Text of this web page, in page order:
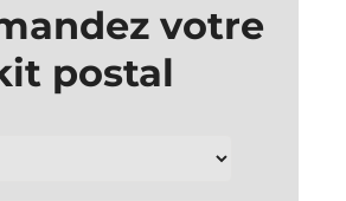
votre
postal